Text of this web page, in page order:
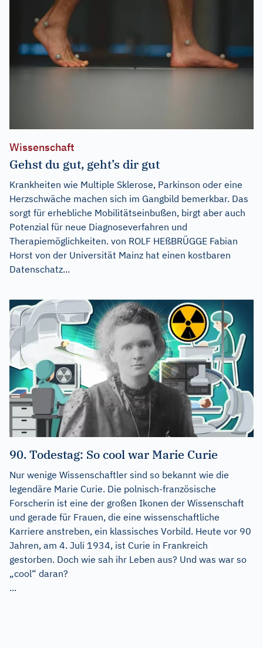
Wissenschaft
Gehst du gut, geht’s dir gut
Krankheiten wie Multiple Sklerose, Parkinson oder eine
Herzschwäche machen sich im Gangbild bemerkbar. Das
sorgt für erhebliche Mobilitätseinbußen, birgt aber auch
Potenzial für neue Diagnoseverfahren und
Therapiemöglichkeiten. von ROLF HEßBRÜGGE Fabian
Horst von der Universität Mainz hat einen kostbaren
Datenschatz...
90. Todestag: So cool war Marie Curie
Nur wenige Wissenschaftler sind so bekannt wie die
legendäre Marie Curie. Die polnisch-französische
Forscherin ist eine der großen Ikonen der Wissenschaft
und gerade für Frauen, die eine wissenschaftliche
Karriere anstreben, ein klassisches Vorbild. Heute vor 90
Jahren, am 4. Juli 1934, ist Curie in Frankreich
gestorben. Doch wie sah ihr Leben aus? Und was war so
„cool“ daran?
...